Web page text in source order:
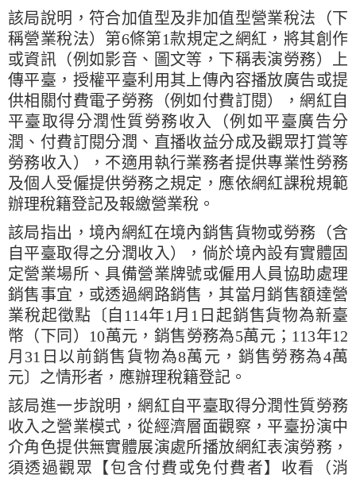
該局說明，符合加值型及非加值型營業稅法（下
稱營業稅法）第6條第1款規定之網紅，將其創作
或資訊（例如影音、圖文等，下稱表演勞務）上
傳平臺，授權平臺利用其上傳內容播放廣告或提
供相關付費電子勞務（例如付費訂閱），網紅自
平臺取得分潤性質勞務收入（例如平臺廣告分
潤、付費訂閱分潤、直播收益分成及觀眾打賞等
勞務收入），不適用執行業務者提供專業性勞務
及個人受僱提供勞務之規定，應依網紅課稅規範
辦理稅籍登記及報繳營業稅。
該局指出，境內網紅在境內銷售貨物或勞務（含
自平臺取得之分潤收入），倘於境內設有實體固
定營業場所、具備營業牌號或僱用人員協助處理
銷售事宜，或透過網路銷售，其當月銷售額達營
業稅起徵點〔自114年1月1日起銷售貨物為新臺
幣（下同）10萬元，銷售勞務為5萬元；113年12
月31日以前銷售貨物為8萬元，銷售勞務為4萬
元〕之情形者，應辦理稅籍登記。
該局進一步說明，網紅自平臺取得分潤性質勞務
收入之營業模式，從經濟層面觀察，平臺扮演中
介角色提供無實體展演處所播放網紅表演勞務，
須透過觀眾【包含付費或免付費者】收看（消